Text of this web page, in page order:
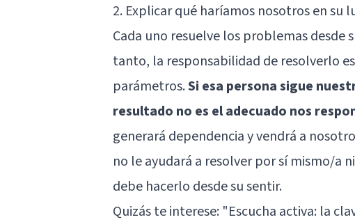
2. Explicar qué haríamos nosotros en su
Cada uno resuelve los problemas desde
tanto, la responsabilidad de resolverlo
parámetros.Si esa persona sigue
resultado no es el adecuado nos
generará dependencia y vendrá a
no le ayudará a resolver por sí mismo/a
debe hacerlo desde su sentir.
Quizás te interese: "Escucha activa: la